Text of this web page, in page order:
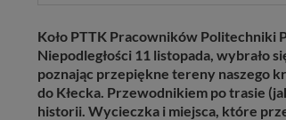
Koło PTTK Pracowników Politechniki
Niepodległości 11 listopada, wybrało
poznając przepiękne tereny naszego
do Kłecka. Przewodnikiem po trasie
historii. Wycieczka i miejsca, które